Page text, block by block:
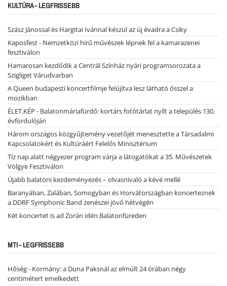
KULTÚRA - LEGFRISSEBB
Szász Jánossal és Hargitai Ivánnal készül az új évadra a Csiky
Kaposfest - Nemzetközi hírű művészek lépnek fel a kamarazenei
fesztiválon
Hamarosan kezdődik a Centrál Színház nyári programsorozata a
Szigliget Várudvarban
A Queen budapesti koncertfilmje felújítva lesz látható ősszel a
mozikban
ÉLET.KÉP - Balatonmáriafürdő: kortárs fotótárlat nyílt a település 130.
évfordulóján
Három országos közgyűjtemény vezetőjét menesztette a Társadalmi
Kapcsolatokért és Kultúráért Felelős Minisztérium
Tíz nap alatt négyezer program várja a látogatókat a 35. Művészetek
Völgye Fesztiválon
Újabb balatoni kezdeményezés – olvasnivaló a kévé mellé
Baranyában, Zalában, Somogyban és Horvátországban koncerteznek
a DDRF Symphonic Band zenészei jövő hétvégén
Két koncertet is ad Zorán idén Balatonfüreden
MTI - LEGFRISSEBB
Hőség - Kormány: a Duna Paksnál az elmúlt 24 órában négy
centimétert emelkedett